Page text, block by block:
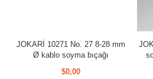
JOKARİ 10271 No. 27 8-28 mm
Ø kablo soyma bıçağı
$0,00